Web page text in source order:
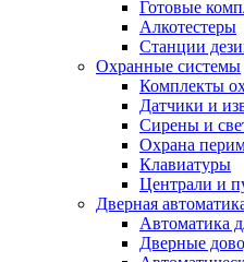
Готовые
Алкотестеры
Станции
Охранные системы
Комплекты
Датчики и
Сирены и
Охрана
Клавиатуры
Централи и
Дверная
Автоматика
Дверные